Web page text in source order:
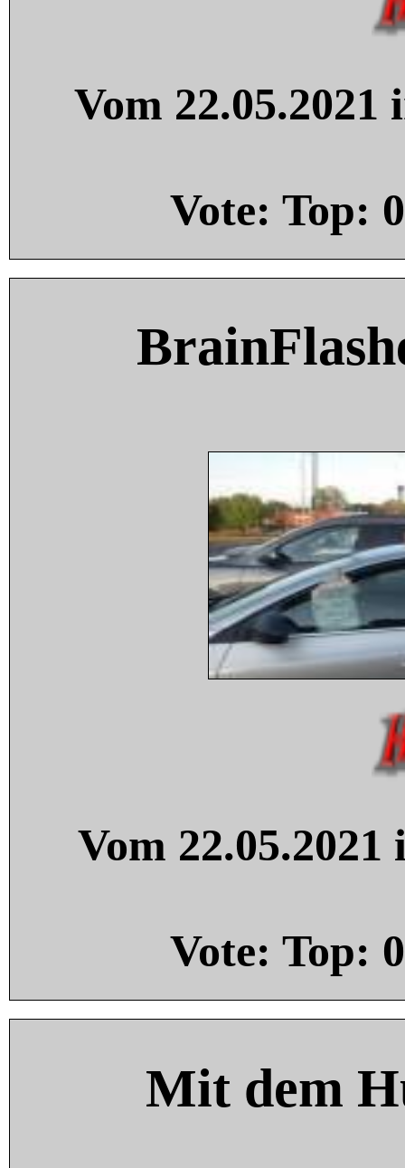
Vom
Vote: Top: 0
Vom
Vote: Top: 0
Mit dem